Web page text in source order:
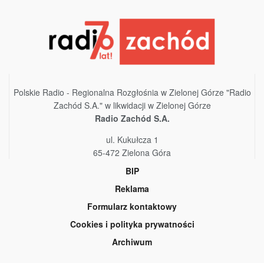
Polskie Radio - Regionalna Rozgłośnia w Zielonej Górze "Radio
Zachód S.A." w likwidacji w Zielonej Górze
Radio Zachód S.A.
ul. Kukułcza 1
65-472 Zielona Góra
BIP
Reklama
Formularz kontaktowy
Cookies i polityka prywatności
Archiwum